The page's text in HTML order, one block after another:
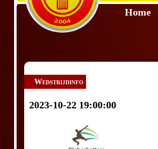
Home
Wedstrijdinfo
2023-10-22 19:00:00